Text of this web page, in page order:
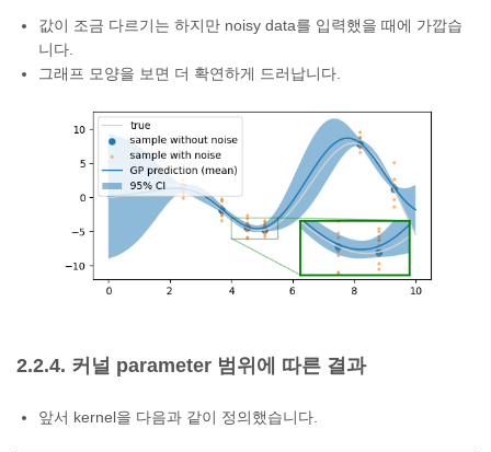
값이 조금 다르기는 하지만 noisy data를 입력했을 때에 가깝습
니다.
그래프 모양을 보면 더 확연하게 드러납니다.
2.2.4. 커널 parameter 범위에 따른 결과
앞서 kernel을 다음과 같이 정의했습니다.